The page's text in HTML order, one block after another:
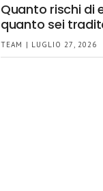
Quanto rischi di
quanto sei
TEAM | LUGLIO 27, 2026